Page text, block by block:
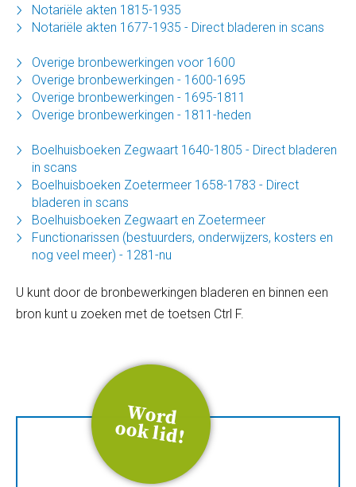
Notariële akten 1815-1935
Notariële akten 1677-1935 - Direct bladeren in scans
Overige bronbewerkingen voor 1600
Overige bronbewerkingen - 1600-1695
Overige bronbewerkingen - 1695-1811
Overige bronbewerkingen - 1811-heden
Boelhuisboeken Zegwaart 1640-1805 - Direct bladeren
in scans
Boelhuisboeken Zoetermeer 1658-1783 - Direct
bladeren in scans
Boelhuisboeken Zegwaart en Zoetermeer
Functionarissen (bestuurders, onderwijzers, kosters en
nog veel meer) - 1281-nu
U kunt door de bronbewerkingen bladeren en binnen een
bron kunt u zoeken met de toetsen Ctrl F.
W
ord
ook
lid
!